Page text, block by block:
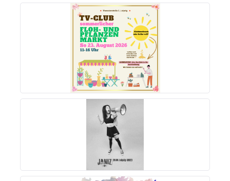
MEHR INFOS